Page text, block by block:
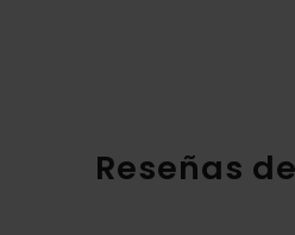
Reseñas